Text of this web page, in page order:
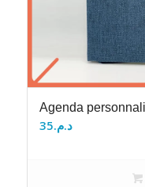
Agenda
د.م.35